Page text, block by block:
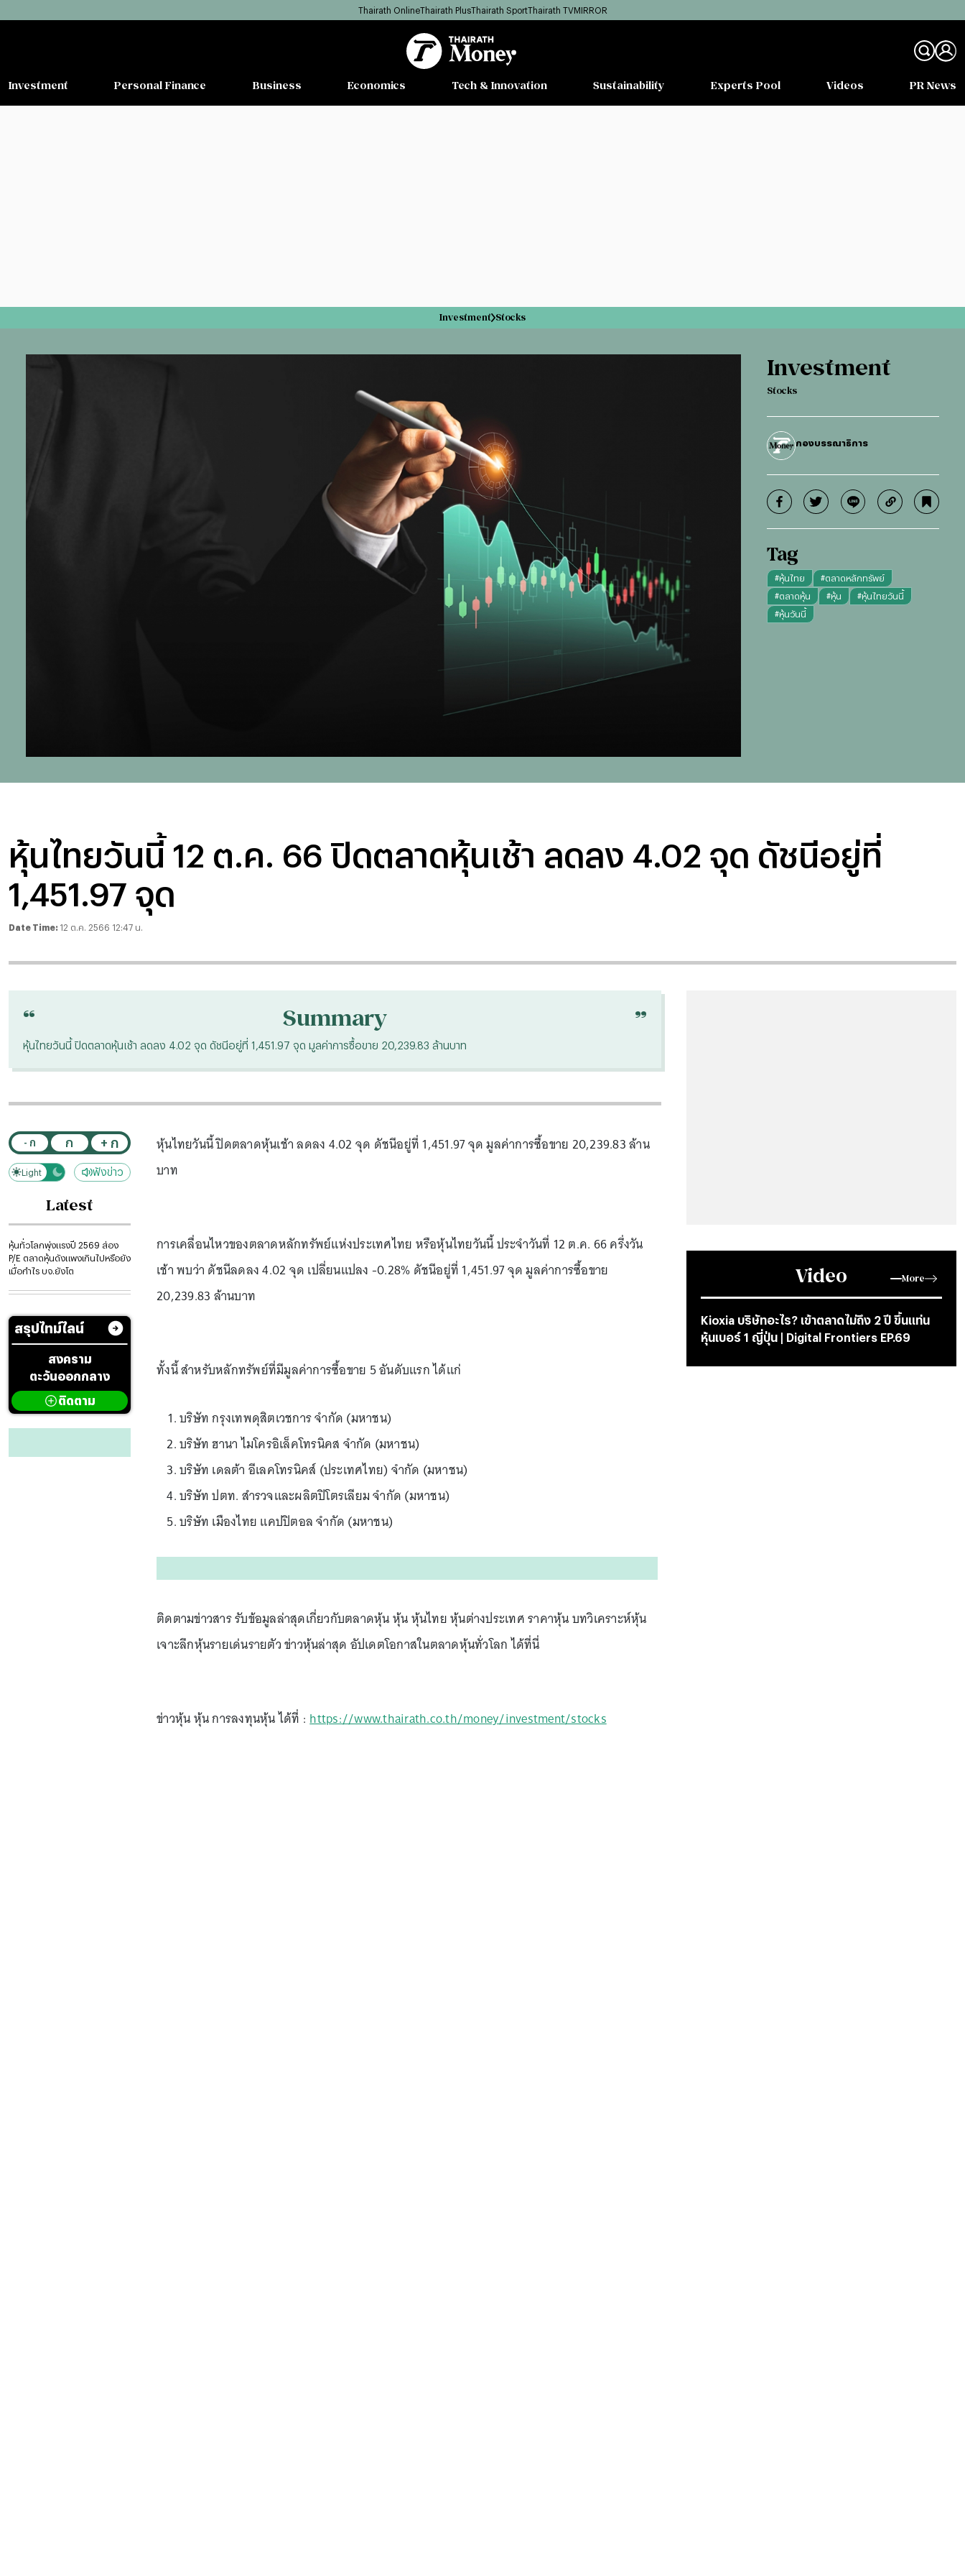
Thairath OnlineThairath PlusThairath SportThairath TVMIRROR
Investment Personal Finance Business Economics Tech & Innovation Sustainability Experts Pool Videos PR News
Investment Stocks
Investment
Stocks
กองบรรณาธิการ
Tag
#หุ้นไทย #ตลาดหลักทรัพย์
#ตลาดหุ้น #หุ้น #หุ้นไทยวันนี้
#หุ้นวันนี้
หุ้นไทยวันนี้ 12 ต.ค. 66 ปิดตลาดหุ้นเช้า ลดลง 4.02 จุด ดัชนีอยู่ที่
1,451.97 จุด
Date Time: 12 ต.ค. 2566 12:47 น.
Video More
Kioxia บริษัทอะไร? เข้าตลาดไม่ถึง 2 ปี ขึ้นแท่น
หุ้นเบอร์ 1 ญี่ปุ่น | Digital Frontiers EP.69
“ Summary “
หุ้นไทยวันนี้ ปิดตลาดหุ้นเช้า ลดลง 4.02 จุด ดัชนีอยู่ที่ 1,451.97 จุด มูลค่าการซื้อขาย 20,239.83 ล้านบาท
- ก ก + ก
Dark
Light ฟังข่าว
Latest
หุ้นทั่วโลกพุ่งแรงปี 2569 ส่อง
P/E ตลาดหุ้นดังแพงเกินไปหรือยัง
เมื่อกำไร บจ.ยังโต
สรุปไทม์ไลน์
สงคราม
ตะวันออกกลาง
ติดตาม
หุ้นไทยวันนี้ ปิดตลาดหุ้นเช้า ลดลง 4.02 จุด ดัชนีอยู่ที่ 1,451.97 จุด มูลค่าการซื้อขาย 20,239.83 ล้าน
บาท
การเคลื่อนไหวของตลาดหลักทรัพย์แห่งประเทศไทย หรือหุ้นไทยวันนี้ ประจำวันที่ 12 ต.ค. 66 ครึ่งวัน
เช้า พบว่า ดัชนีลดลง 4.02 จุด เปลี่ยนแปลง -0.28% ดัชนีอยู่ที่ 1,451.97 จุด มูลค่าการซื้อขาย
20,239.83 ล้านบาท
ทั้งนี้ สำหรับหลักทรัพย์ที่มีมูลค่าการซื้อขาย 5 อันดับแรก ได้แก่
บริษัท กรุงเทพดุสิตเวชการ จำกัด (มหาชน)
บริษัท ฮานา ไมโครอิเล็คโทรนิคส จำกัด (มหาชน)
บริษัท เดลต้า อีเลคโทรนิคส์ (ประเทศไทย) จำกัด (มหาชน)
บริษัท ปตท. สำรวจและผลิตปิโตรเลียม จำกัด (มหาชน)
บริษัท เมืองไทย แคปปิตอล จำกัด (มหาชน)
ติดตามข่าวสาร รับข้อมูลล่าสุดเกี่ยวกับตลาดหุ้น หุ้น หุ้นไทย หุ้นต่างประเทศ ราคาหุ้น บทวิเคราะห์หุ้น
เจาะลึกหุ้นรายเด่นรายตัว ข่าวหุ้นล่าสุด อัปเดตโอกาสในตลาดหุ้นทั่วโลก ได้ที่นี่
ข่าวหุ้น หุ้น การลงทุนหุ้น ได้ที่ :https://www.thairath.co.th/money/investment/stocks